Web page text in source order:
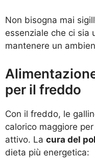
Non bisogna mai
essenziale che ci sia
mantenere un
per il freddo
Con il freddo, le
calorico maggiore
attivo. La cura del
dieta più energetica: